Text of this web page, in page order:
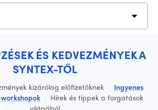
ÉS KEDVEZMÉNYEK A
SYNTEX-TŐL
kizárólag előfizetőknek · Ingyenes
· Hírek és tippek a forgatások
világából